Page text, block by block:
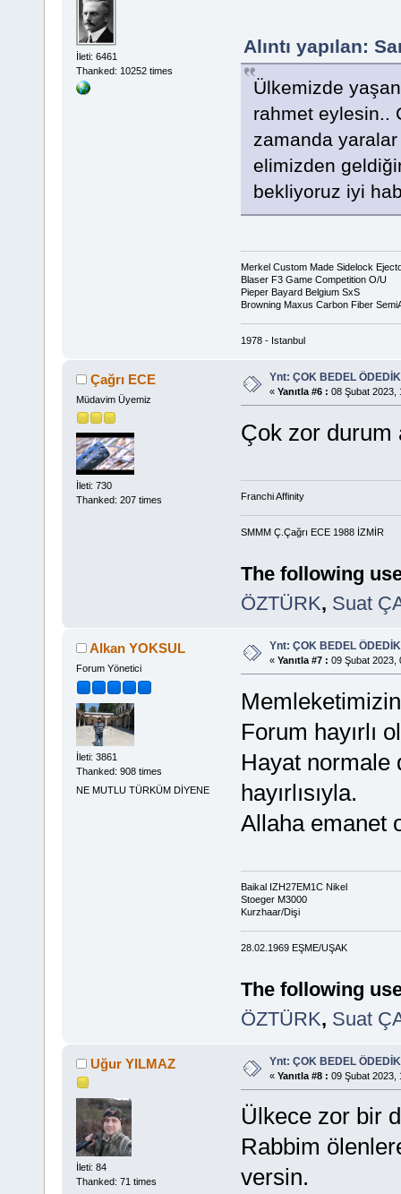
İleti: 6461
Thanked: 10252 times
Alıntı yapılan:
Ülkemizde
rahmet eylesin..
zamanda yaralar
elimizden
bekliyoruz iyi
Merkel Custom Made Sidelock
Blaser F3 Game Competition O/U
Pieper Bayard Belgium SxS
Browning Maxus Carbon Fiber
1978 - Istanbul
Çağrı ECE
Müdavim Üyemiz
İleti: 730
Thanked: 207 times
Ynt: ÇOK BEDEL
« Yanıtla #6 : 08 Şubat 2023,
Çok zor durum
Franchi Affinity
SMMM Ç.Çağrı ECE 1988 İZMİR
The following
ÖZTÜRK, Suat
Alkan YOKSUL
Forum Yönetici
İleti: 3861
Thanked: 908 times
NE MUTLU TÜRKÜM DİYENE
Ynt: ÇOK BEDEL
« Yanıtla #7 : 09 Şubat 2023,
Forum hayırlı
Hayat normale
hayırlısıyla.
Allaha emanet
Baikal IZH27EM1C Nikel
Stoeger M3000
Kurzhaar/Dişi
28.02.1969 EŞME/UŞAK
The following
ÖZTÜRK, Suat
Uğur YILMAZ
İleti: 84
Thanked: 71 times
Ynt: ÇOK BEDEL
« Yanıtla #8 : 09 Şubat 2023,
Ülkece zor bir
Rabbim
versin.